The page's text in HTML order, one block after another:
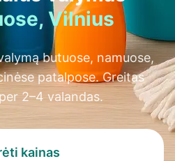
Vilnius
butuose, namuose,
patalpose. Greitas
2–4 valandas.
kainas